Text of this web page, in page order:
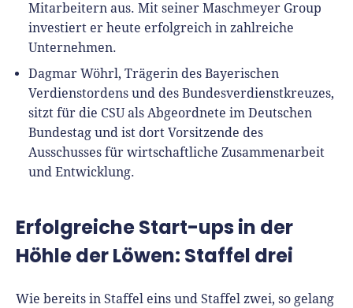
Mitarbeitern aus. Mit seiner Maschmeyer Group
investiert er heute erfolgreich in zahlreiche
Unternehmen.
Dagmar Wöhrl, Trägerin des Bayerischen
Verdienstordens und des Bundesverdienstkreuzes,
sitzt für die CSU als Abgeordnete im Deutschen
Bundestag und ist dort Vorsitzende des
Ausschusses für wirtschaftliche Zusammenarbeit
und Entwicklung.
Erfolgreiche Start-ups in der
Höhle der Löwen: Staffel drei
Wie bereits in Staffel eins und Staffel zwei, so gelang